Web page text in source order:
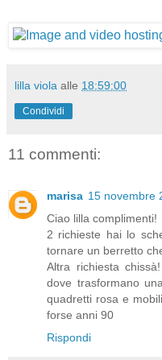
lilla viola alle 18:59:00
Condividi
11 commenti:
marisa 15 novembre
Ciao lilla complimenti!
2 richieste hai lo
tornare un berretto
Altra richiesta
dove trasformano
quadretti rosa e
forse anni 90
Rispondi